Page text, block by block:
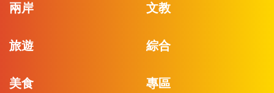
兩岸 文教
旅遊 綜合
美食 專區